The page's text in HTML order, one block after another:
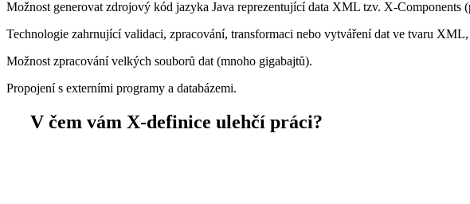
Možnost generovat zdrojový kód jazyka Java reprezentující data XML tzv. X-Components
Technologie zahrnující validaci, zpracování, transformaci nebo vytváření dat ve tvaru
Možnost zpracování velkých souborů dat (mnoho gigabajtů).
Propojení s externími programy a databázemi.
V čem vám X-definice ulehčí práci?